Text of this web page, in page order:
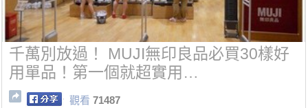
千萬別放過！ MUJI無印良品必買30樣好
用單品！第一個就超實用…
觀看 71487